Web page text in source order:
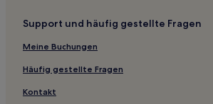
Kreis Krosno Odrzańskie: Hotels
Stanow Hotels
Lubogoszcz Hotels
Otyn Hotels
Support und häufig gestellte Fragen
Meine Buchungen
Häufig gestellte Fragen
Kontakt